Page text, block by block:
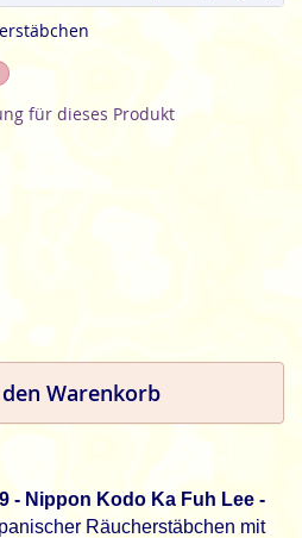
für dieses Produkt
Warenkorb
- Nippon Kodo Ka Fuh Lee -
Räucherstäbchen mit